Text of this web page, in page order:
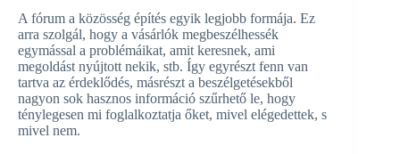
A fórum a közösség építés egyik legjobb formája. Ez
arra szolgál, hogy a vásárlók megbeszélhessék
egymással a problémáikat, amit keresnek, ami
megoldást nyújtott nekik, stb. Így egyrészt fenn van
tartva az érdeklődés, másrészt a beszélgetésekből
nagyon sok hasznos információ szűrhető le, hogy
ténylegesen mi foglalkoztatja őket, mivel elégedettek, s
mivel nem.